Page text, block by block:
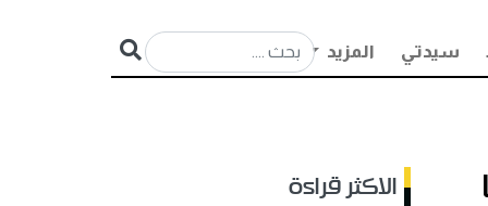
سيدتي المزيد
الاكثر قراءة